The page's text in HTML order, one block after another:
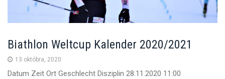
n
Biathlon Weltcup Kalender 2020/2021
13 októbra, 2020
Datum Zeit Ort Geschlecht Disziplin 28.11.2020 11:00